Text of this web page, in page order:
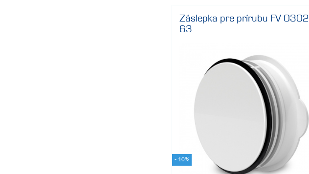
Záslepka pre prírubu FV 0302
63
- 10%